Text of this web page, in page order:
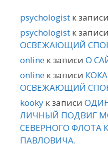
psychologist к записи
psychologist к записи
ОСВЕЖАЮЩИЙ
online к записи О
online к записи
ОСВЕЖАЮЩИЙ
kooky к записи
ЛИЧНЫЙ ПОДВИГ
СЕВЕРНОГО ФЛОТА
ПАВЛОВИЧА.